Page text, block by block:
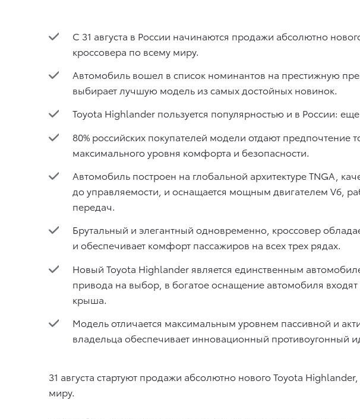
С 31 августа в России начинаются продажи абсолютно
кроссовера по всему миру.
Автомобиль вошел в список номинантов на престижную
выбирает лучшую модель из самых достойных новинок.
Toyota Highlander пользуется популярностью и в России:
80% российских покупателей модели отдают
максимального уровня комфорта и безопасности.
Автомобиль построен на глобальной архитектуре TNGA,
до управляемости, и оснащается мощным двигателем V6,
передач.
Брутальный и элегантный одновременно, кроссовер
и обеспечивает комфорт пассажиров на всех трех рядах.
Новый Toyota Highlander является единственным
привода на выбор, в богатое оснащение автомобиля
крыша.
Модель отличается максимальным уровнем пассивной и
владельца обеспечивает инновационный противоугонный
31 августа стартуют продажи абсолютно нового Toyota
миру.